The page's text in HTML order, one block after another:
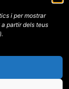
i per mostrar
partir dels teus